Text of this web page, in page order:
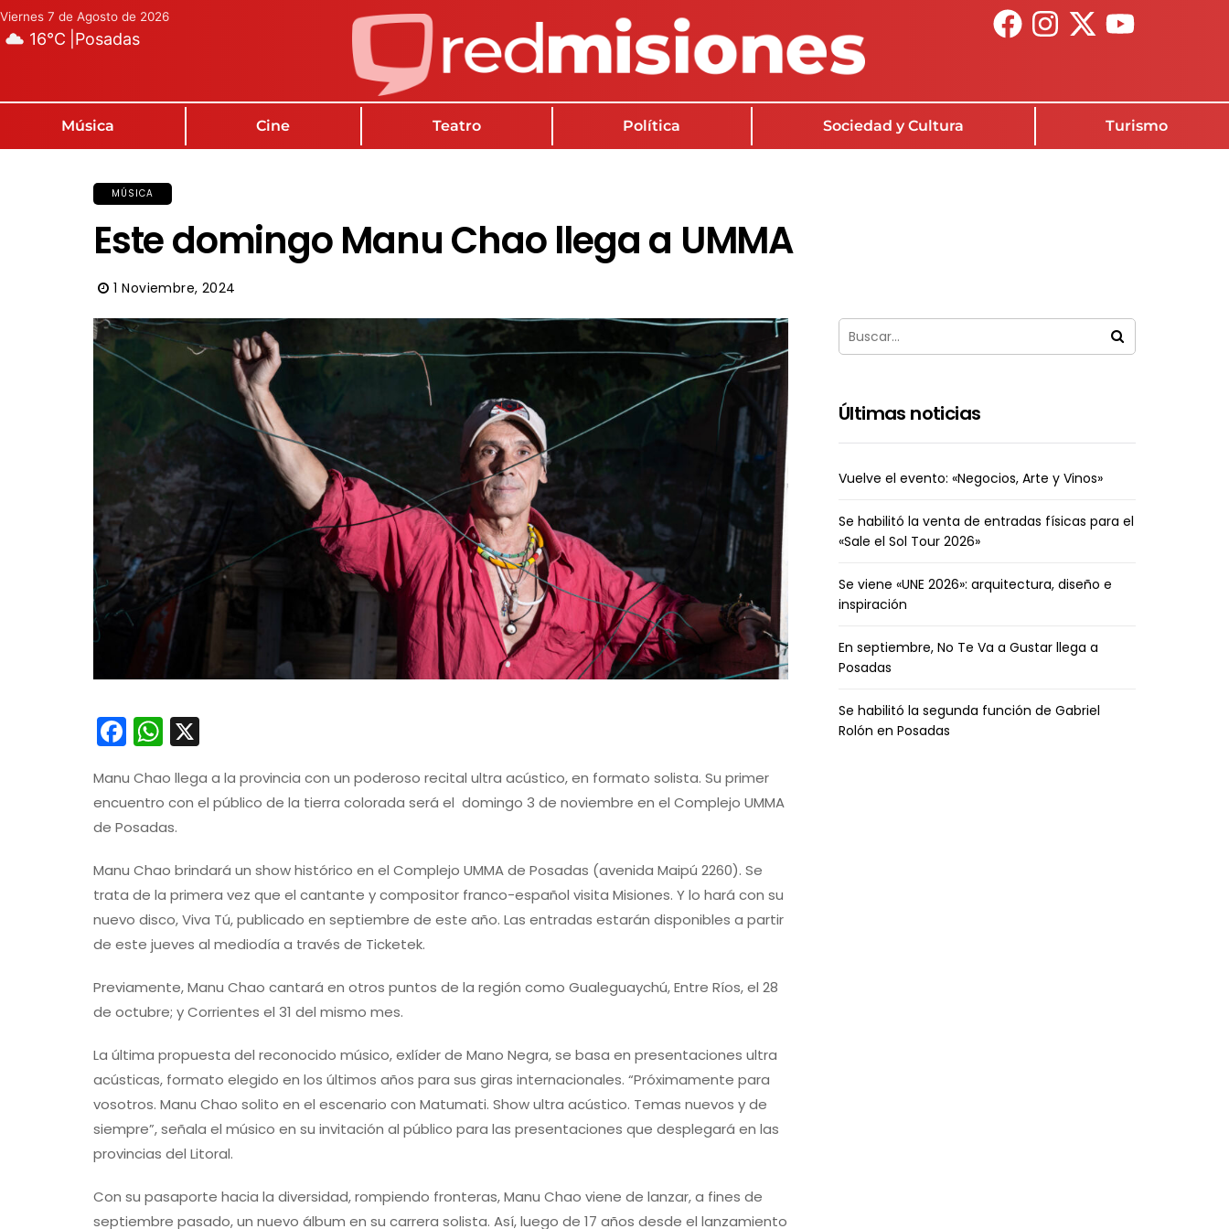
Viernes 7 de Agosto de 2026
16°C Posadas
Música Cine Teatro Política Sociedad y Cultura Turismo
MÚSICA
Este domingo Manu Chao llega a UMMA
1 Noviembre, 2024
Facebook
WhatsApp
Manu Chao llega a la provincia con un poderoso recital ultra acústico, en formato solista. Su primer
encuentro con el público de la tierra colorada será el domingo 3 de noviembre en el Complejo UMMA
de Posadas.
Manu Chao brindará un show histórico en el Complejo UMMA de Posadas (avenida Maipú 2260). Se
trata de la primera vez que el cantante y compositor franco-español visita Misiones. Y lo hará con su
nuevo disco, Viva Tú, publicado en septiembre de este año. Las entradas estarán disponibles a partir
de este jueves al mediodía a través de Ticketek.
Previamente, Manu Chao cantará en otros puntos de la región como Gualeguaychú, Entre Ríos, el 28
de octubre; y Corrientes el 31 del mismo mes.
La última propuesta del reconocido músico, exlíder de Mano Negra, se basa en presentaciones ultra
acústicas, formato elegido en los últimos años para sus giras internacionales. “Próximamente para
vosotros. Manu Chao solito en el escenario con Matumati. Show ultra acústico. Temas nuevos y de
siempre”, señala el músico en su invitación al público para las presentaciones que desplegará en las
provincias del Litoral.
Con su pasaporte hacia la diversidad, rompiendo fronteras, Manu Chao viene de lanzar, a fines de
septiembre pasado, un nuevo álbum en su carrera solista. Así, luego de 17 años desde el lanzamiento
Últimas noticias
Vuelve el evento: «Negocios, Arte y Vinos»
Se habilitó la venta de entradas físicas para el
«Sale el Sol Tour 2026»
Se viene «UNE 2026»: arquitectura, diseño e
inspiración
En septiembre, No Te Va a Gustar llega a
Posadas
Se habilitó la segunda función de Gabriel
Rolón en Posadas